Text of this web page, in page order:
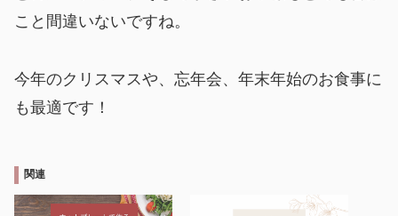
こと間違いないですね。
今年のクリスマスや、忘年会、年末年始のお食事に
も最適です！
関連